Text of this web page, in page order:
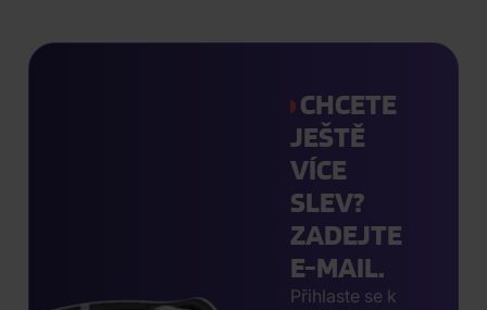
CHCETE
JEŠTĚ
VÍCE
SLEV?
ZADEJTE
E-MAIL.
Přihlaste se k